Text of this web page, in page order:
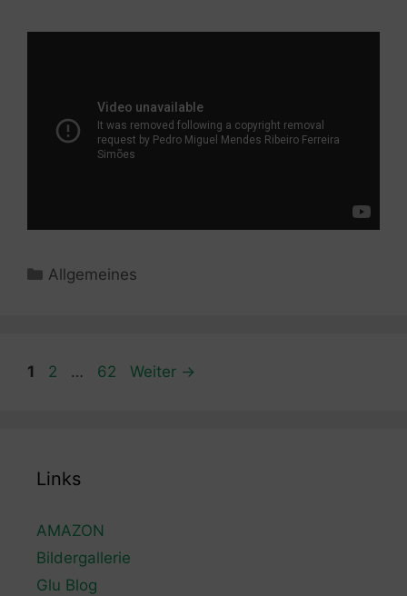
Kategorien
Allgemeines
Seite
1 Seite
2 … Seite
62 Weiter →
Links
AMAZON
Bildergallerie
Glu Blog